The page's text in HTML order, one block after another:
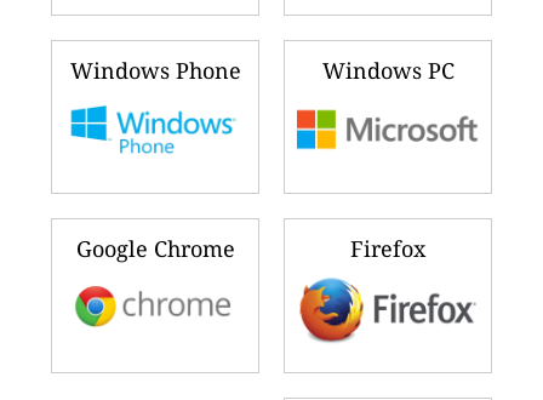
Windows Phone Windows PC
Google Chrome Firefox